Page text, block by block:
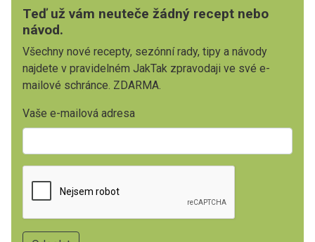
Teď už vám neuteče žádný recept nebo
návod.
Všechny nové recepty, sezónní rady, tipy a návody
najdete v pravidelném JakTak zpravodaji ve své e-
mailové schránce. ZDARMA.
Vaše e-mailová adresa